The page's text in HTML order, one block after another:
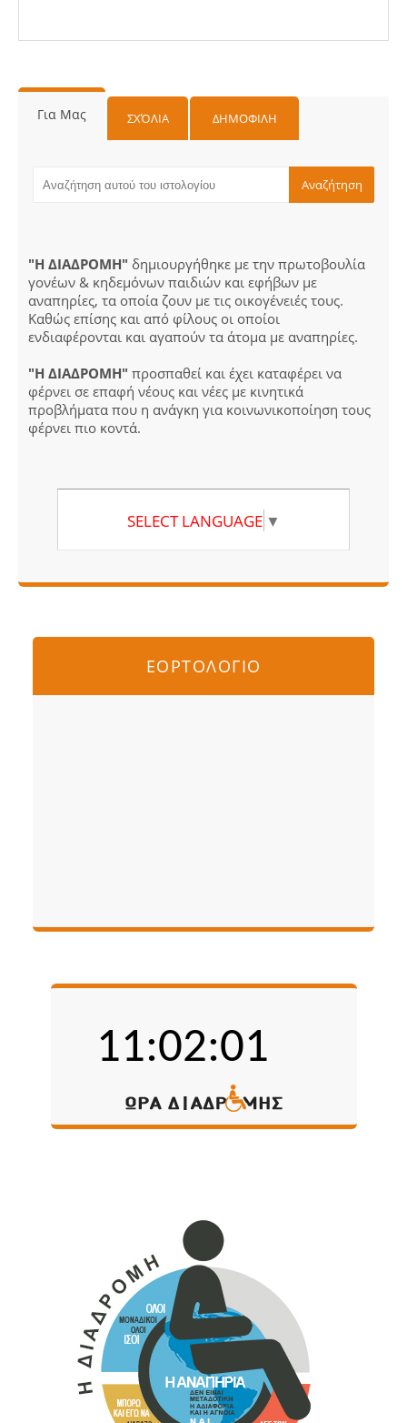
Για Μας ΣΧΌΛΙΑ ΔΗΜΟΦΙΛΗ
"Η ΔΙΑΔΡΟΜΗ" δημιουργήθηκε με την πρωτοβουλία
γονέων & κηδεμόνων παιδιών και εφήβων με
αναπηρίες, τα οποία ζουν με τις οικογένειές τους.
Καθώς επίσης και από φίλους οι οποίοι
ενδιαφέρονται και αγαπούν τα άτομα με αναπηρίες.
"Η ΔΙΑΔΡΟΜΗ" προσπαθεί και έχει καταφέρει να
φέρνει σε επαφή νέους και νέες με κινητικά
προβλήματα που η ανάγκη για κοινωνικοποίηση τους
φέρνει πιο κοντά.
SELECT LANGUAGE ▼
ΕΟΡΤΟΛΟΓΙΟ